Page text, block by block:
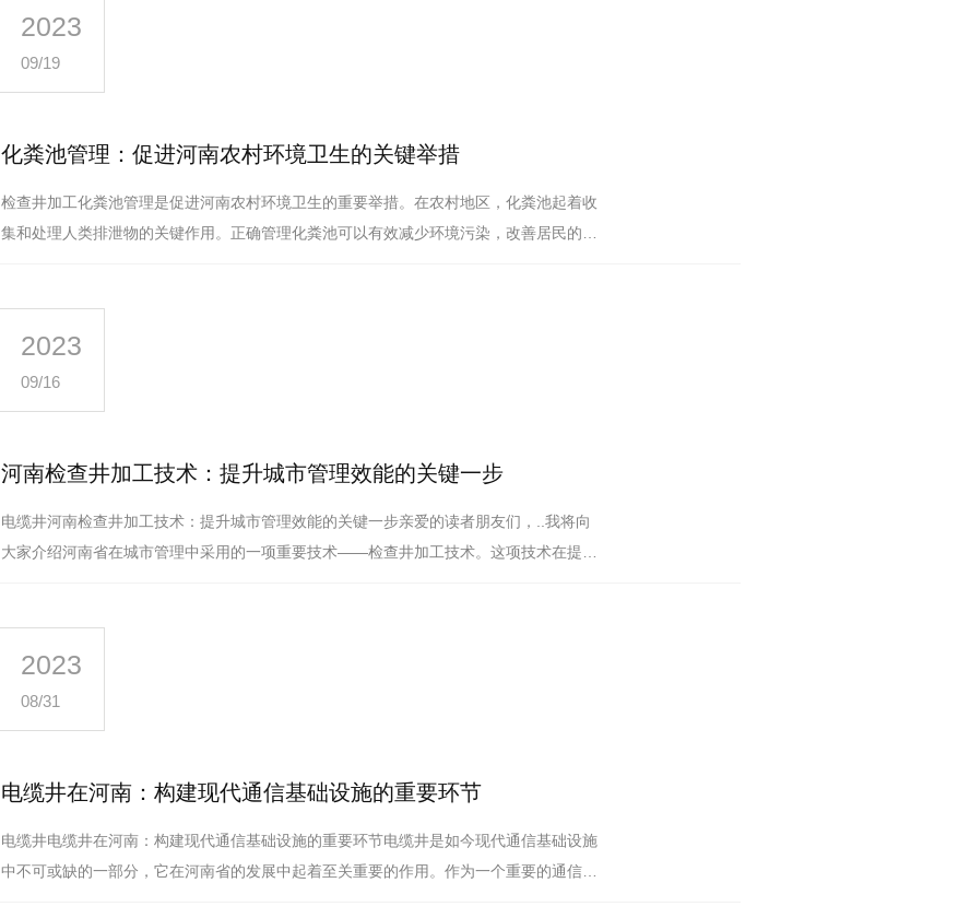
2023
09/19
化粪池管理：促进河南农村环境卫生的关键举措
检查井加工化粪池管理是促进河南农村环境卫生的重要举措。在农村地区，化粪池起着收
集和处理人类排泄物的关键作用。正确管理化粪池可以有效减少环境污染，改善居民的生
2023
09/16
河南检查井加工技术：提升城市管理效能的关键一步
电缆井河南检查井加工技术：提升城市管理效能的关键一步亲爱的读者朋友们，..我将向
大家介绍河南省在城市管理中采用的一项重要技术——检查井加工技术。这项技术在提升
2023
08/31
电缆井在河南：构建现代通信基础设施的重要环节
电缆井电缆井在河南：构建现代通信基础设施的重要环节电缆井是如今现代通信基础设施
中不可或缺的一部分，它在河南省的发展中起着至关重要的作用。作为一个重要的通信设